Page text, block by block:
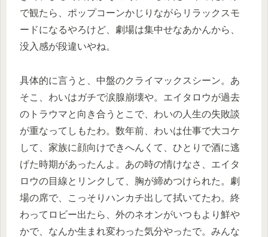
で観たら、ポップコーンかじりながらリラックスモ
ードになるやろけど、劇場は集中せなあかんから、
没入感が段違いやね。
具体的に言うと、中盤のクライマックスシーン。あ
そこ、わいはガチで涙腺崩壊や。エイタロウが過去
のトラウマと向き合うとこで、わいの人生の失敗談
が重なってしもたわ。数年前、わいは仕事で大コケ
して、家族に顔向けできへんくて、ひとりで酒に逃
げた時期があったんよ。あの時の情けなさ、エイタ
ロウの目線とリンクして、胸が締めつけられた。劇
場の席で、こっそりハンカチ出して拭いてたわ。終
わってロビー出たら、外のネオンがいつもより鮮や
かで、なんか生まれ変わった気分やったで。みんな